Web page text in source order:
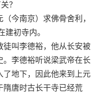
？
今南京）求佛骨舍利，
建初寺内。
徒叫李德裕，他从长安被
。李德裕听说梁武帝在长
了地下，因此他来到上元
隋唐时古长干寺已经荒